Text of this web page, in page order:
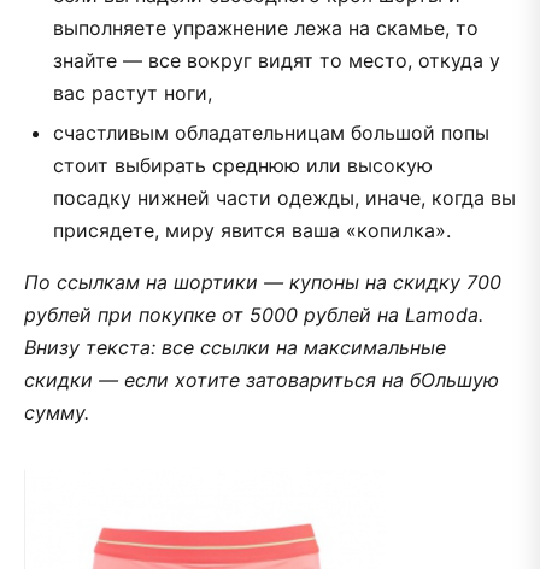
выполняете упражнение лежа на скамье, то
знайте — все вокруг видят то место, откуда у
вас растут ноги,
счастливым обладательницам большой попы
стоит выбирать среднюю или высокую
посадку нижней части одежды, иначе, когда вы
присядете, миру явится ваша «копилка».
По ссылкам на шортики — купоны на скидку 700
рублей при покупке от 5000 рублей на Lamoda.
Внизу текста: все ссылки на максимальные
скидки — если хотите затовариться на бОльшую
сумму.